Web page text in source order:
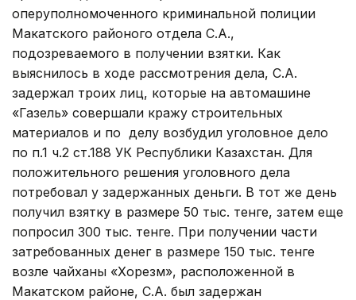
оперуполномоченного криминальной полиции
Макатского районого отдела С.А.,
подозреваемого в получении взятки. Как
выяснилось в ходе рассмотрения дела, С.А.
задержал троих лиц, которые на автомашине
«Газель» совершали кражу строительных
материалов и по делу возбудил уголовное дело
по п.1 ч.2 ст.188 УК Республики Казахстан. Для
положительного решения уголовного дела
потребовал у задержанных деньги. В тот же день
получил взятку в размере 50 тыс. тенге, затем еще
попросил 300 тыс. тенге. При получении части
затребованных денег в размере 150 тыс. тенге
возле чайханы «Хорезм», расположенной в
Макатском районе, С.А. был задержан